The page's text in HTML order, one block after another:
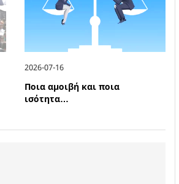
2026-07-16
Ποια αμοιβή και ποια
ισότητα…